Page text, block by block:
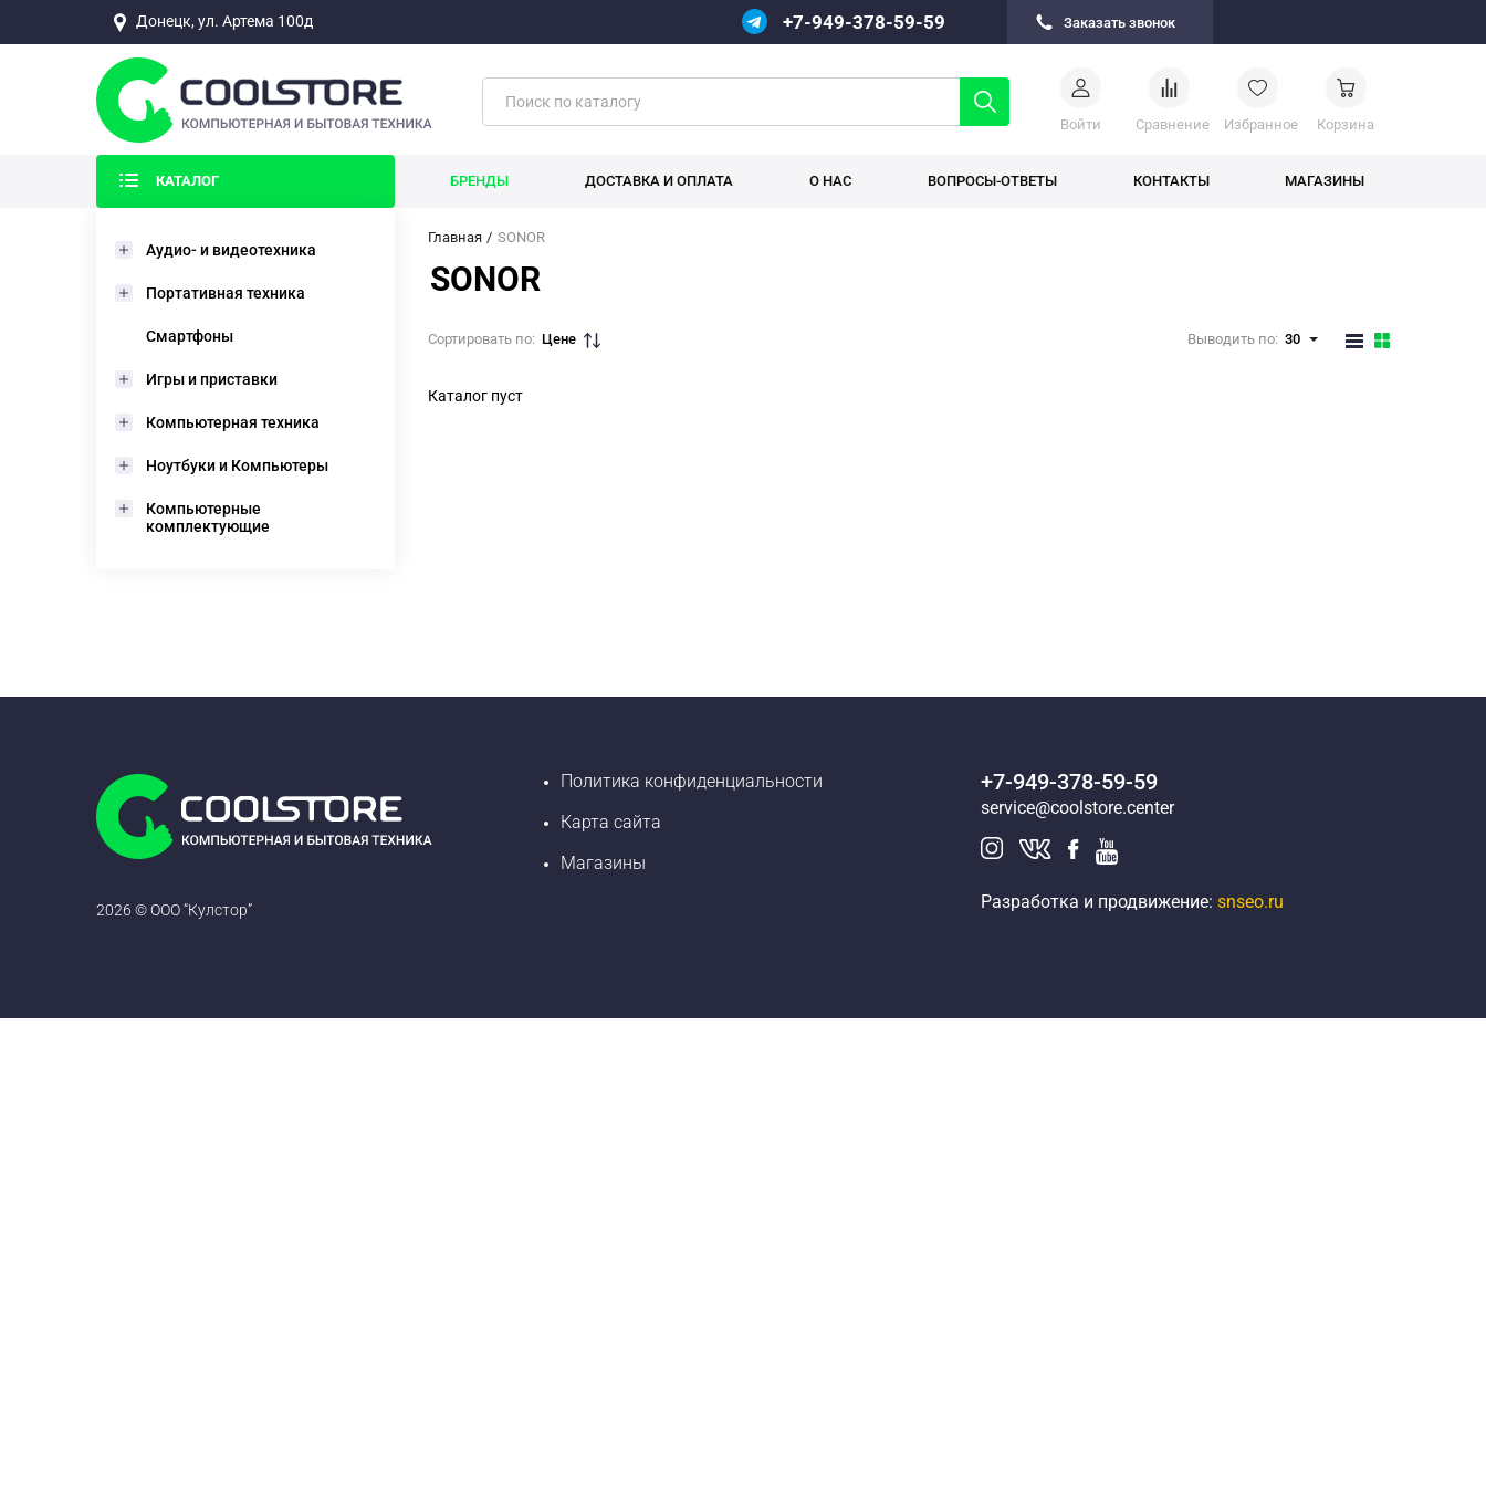
Донецк, ул. Артема 100д +7-949-378-59-59 Заказать звонок
Войти Cравнение Избранное Корзина
КАТАЛОГ БРЕНДЫ ДОСТАВКА И ОПЛАТА О НАС ВОПРОСЫ-ОТВЕТЫ КОНТАКТЫ МАГАЗИНЫ
Аудио- и видеотехника
Портативная техника
Смартфоны
Игры и приставки
Компьютерная техника
Ноутбуки и Компьютеры
Компьютерные
комплектующие
Главная SONOR
SONOR
Сортировать по: Цене Выводить по: 30
Каталог пуст
2026 © ООО “Кулстор”
Политика конфиденциальности
Карта сайта
Магазины
+7-949-378-59-59
service@coolstore.center
Разработка и продвижение: snseo.ru